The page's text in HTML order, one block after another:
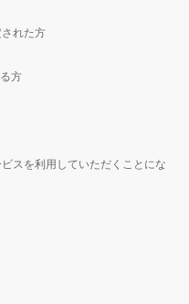
れた方
方
スを利用していただくことにな